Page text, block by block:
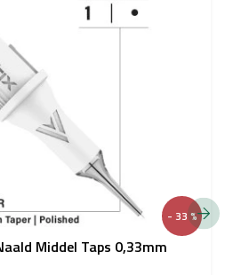
- 33 %
Middel Taps 0,33mm